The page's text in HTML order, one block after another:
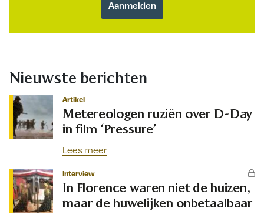
Nieuwste berichten
Artikel
Metereologen ruziën over D-Day
in film ‘Pressure’
Lees meer
Interview
In Florence waren niet de huizen,
maar de huwelijken onbetaalbaar